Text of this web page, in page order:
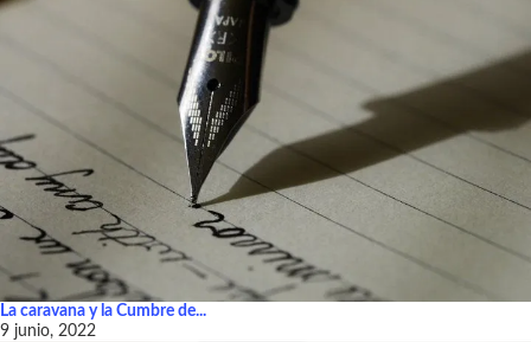
La caravana y la Cumbre de...
9 junio, 2022